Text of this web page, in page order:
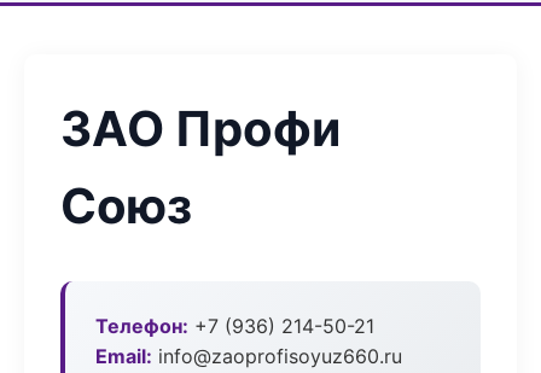
ЗАО Профи
Союз
Телефон: +7 (936) 214-50-21
Email: info@zaoprofisoyuz660.ru